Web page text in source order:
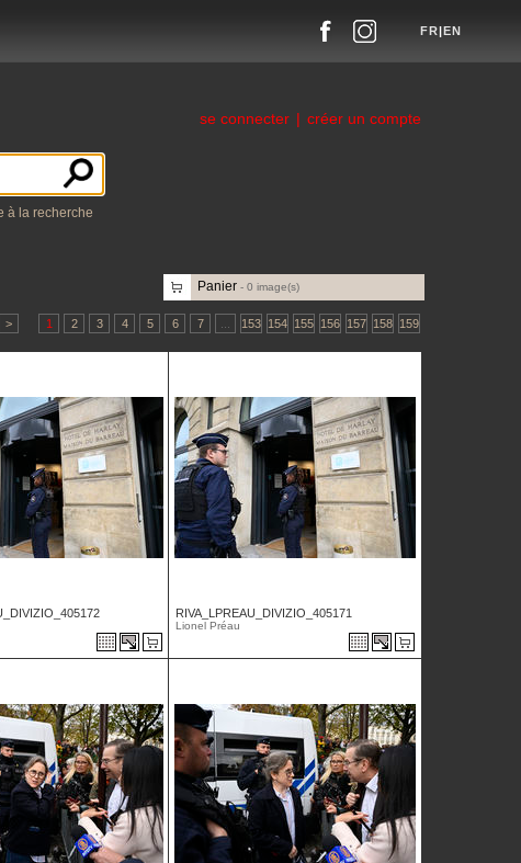
FR|EN
se connecter | créer un compte
à la recherche
Panier - 0 image(s)
> 1 2 3 4 5 6 7 153 154 155 156 157 158 159
RIVA_LPREAU_DIVIZIO_405171
Lionel Préau